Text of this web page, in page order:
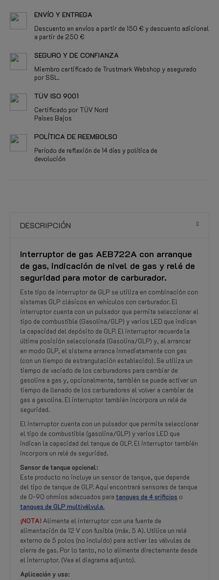
ENVÍO Y ENTREGA
Descuento en envíos a partir de 150 € y descuento adicional
a partir de 250 €
SEGURO Y DE CONFIANZA
Miembro certificado de Trustmark Webshop y asegurado
por SSL.
TÜV ISO 9001
Certificado por TÜV Nord
Países Bajos
POLÍTICA DE REEMBOLSO
Período de reflexión de 14 días y política de
devolución
DESCRIPCIÓN
Interruptor de gas AEB722A con arranque
de gas, indicación de nivel de gas y relé de
seguridad para motor de carburador.
Este tipo de interruptor de GLP se utiliza en combinación con
sistemas GLP clásicos en vehículos con carburador. El
interruptor cuenta con un pulsador que permite seleccionar el
tipo de combustible (Gasolina/GLP) y varios LED que indican
la capacidad del depósito de GLP. El interruptor recuerda la
última posición seleccionada (Gasolina/GLP) y, al arrancar
en modo GLP, el sistema arranca inmediatamente con gas
(con un tiempo de estrangulación establecido). Se utiliza un
tiempo de vaciado de los carburadores para cambiar de
gasolina a gas y, opcionalmente, también se puede activar un
tiempo de llenado de los carburadores al volver a cambiar de
gas a gasolina. El interruptor también incorpora un relé de
seguridad.
El interruptor cuenta con un pulsador que permite seleccionar
el tipo de combustible (gasolina/GLP) y varios LED que
indican la capacidad del tanque de GLP. El interruptor también
incorpora un relé de seguridad.
Sensor de tanque opcional:
Este producto no incluye un sensor de tanque, que depende
del tipo de tanque de GLP. Aquí encontrará sensores de tanque
de 0-90 ohmios adecuados para tanques de 4 orificios o
tanques de GLP multiválvula.
¡NOTA! Alimente el interruptor con una fuente de
alimentación de 12 V con fusible (máx. 5 A). Utilice un relé
externo de 5 polos (no incluido) para activar las válvulas de
cierre de gas. Por lo tanto, no lo alimente directamente desde
el interruptor. (Vea el diagrama adjunto).
Aplicación y uso: